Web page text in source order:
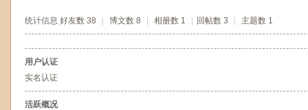
统计信息 好友数 38 博文数 8 相册数 1 回帖数 3 主题数 1
用户认证
实名认证
活跃概况